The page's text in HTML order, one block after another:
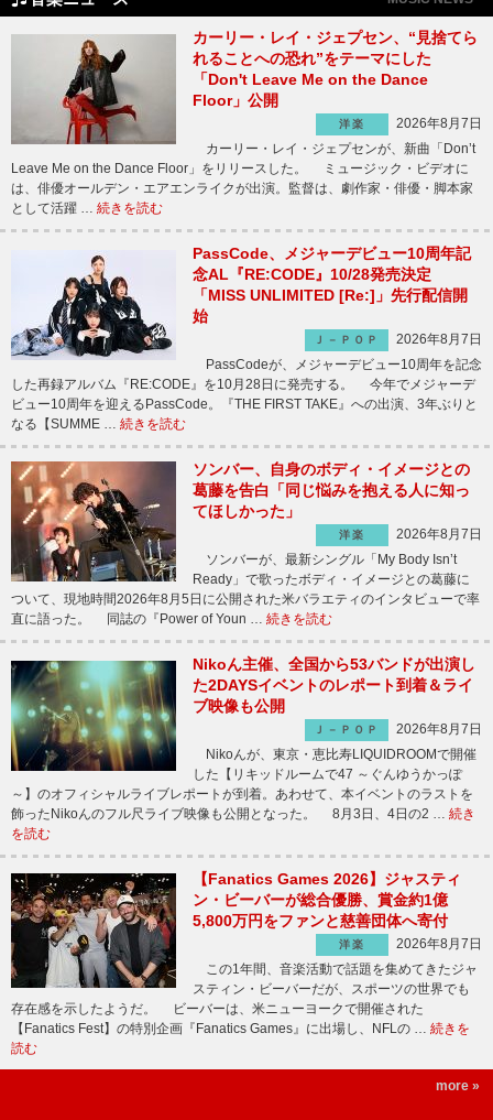
カーリー・レイ・ジェプセン、“見捨てら
れることへの恐れ”をテーマにした
「Don't Leave Me on the Dance
Floor」公開
洋楽
2026年8月7日
カーリー・レイ・ジェプセンが、新曲「Don’t
Leave Me on the Dance Floor」をリリースした。 ミュージック・ビデオに
は、俳優オールデン・エアエンライクが出演。監督は、劇作家・俳優・脚本家
として活躍 … 続きを読む
PassCode、メジャーデビュー10周年記
念AL『RE:CODE』10/28発売決定
「MISS UNLIMITED [Re:]」先行配信開
始
Ｊ－ＰＯＰ
2026年8月7日
PassCodeが、メジャーデビュー10周年を記念
した再録アルバム『RE:CODE』を10月28日に発売する。 今年でメジャーデ
ビュー10周年を迎えるPassCode。『THE FIRST TAKE』への出演、3年ぶりと
なる【SUMME … 続きを読む
ソンバー、自身のボディ・イメージとの
葛藤を告白「同じ悩みを抱える人に知っ
てほしかった」
洋楽
2026年8月7日
ソンバーが、最新シングル「My Body Isn’t
Ready」で歌ったボディ・イメージとの葛藤に
ついて、現地時間2026年8月5日に公開された米バラエティのインタビューで率
直に語った。 同誌の『Power of Youn … 続きを読む
Nikoん主催、全国から53バンドが出演し
た2DAYSイベントのレポート到着＆ライ
ブ映像も公開
Ｊ－ＰＯＰ
2026年8月7日
Nikoんが、東京・恵比寿LIQUIDROOMで開催
した【リキッドルームで47 ～ぐんゆうかっぽ
～】のオフィシャルライブレポートが到着。あわせて、本イベントのラストを
飾ったNikoんのフル尺ライブ映像も公開となった。 8月3日、4日の2 … 続き
を読む
【Fanatics Games 2026】ジャスティ
ン・ビーバーが総合優勝、賞金約1億
5,800万円をファンと慈善団体へ寄付
洋楽
2026年8月7日
この1年間、音楽活動で話題を集めてきたジャ
スティン・ビーバーだが、スポーツの世界でも
存在感を示したようだ。 ビーバーは、米ニューヨークで開催された
【Fanatics Fest】の特別企画『Fanatics Games』に出場し、NFLの … 続きを
読む
more »